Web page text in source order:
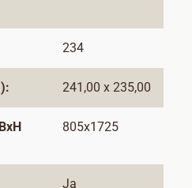
234
241,00 x 235,00
805x1725
Ja